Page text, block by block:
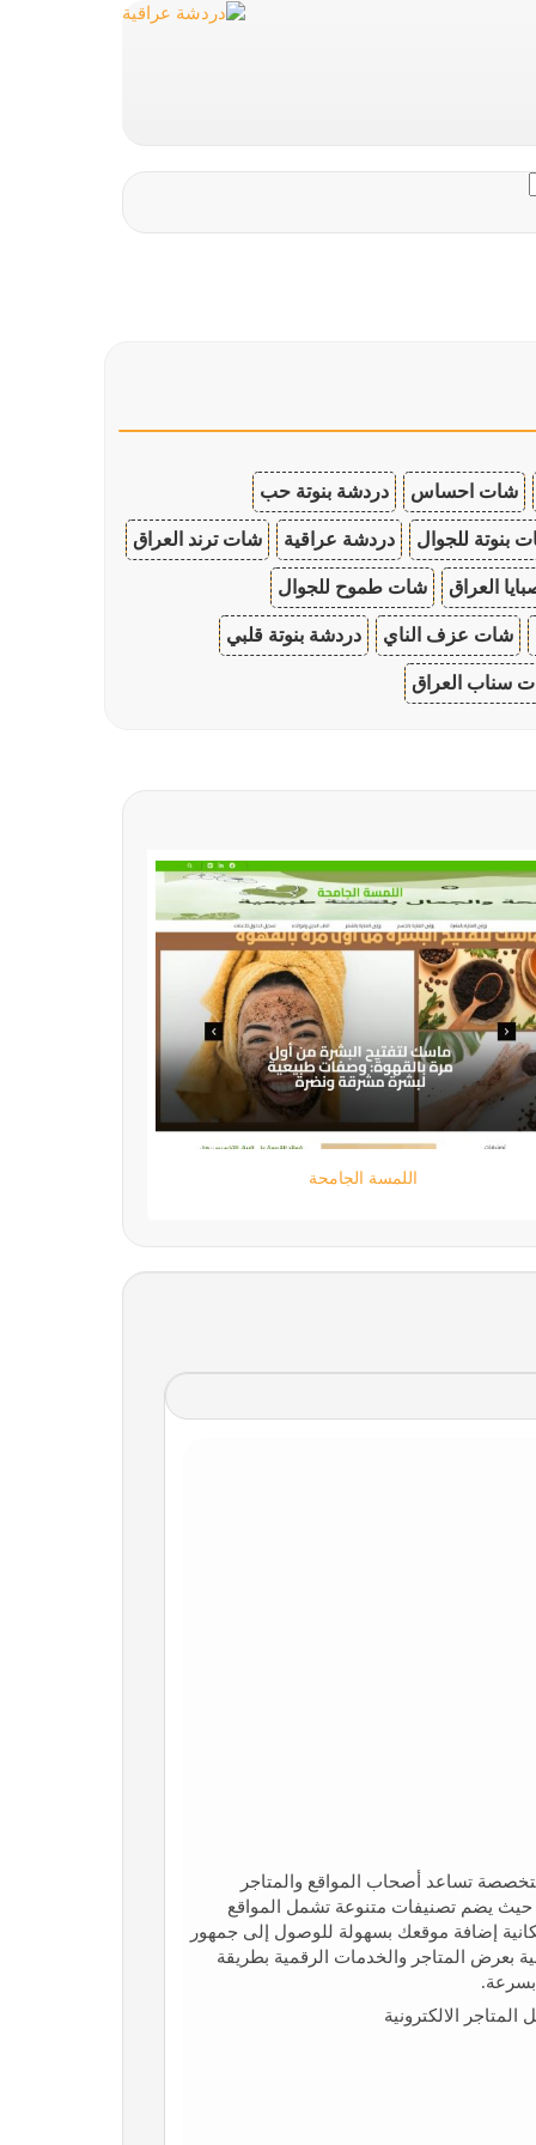
شات احساس دردشة بنوتة حب
بنوتة للجوال دردشة عراقية شات ترند العراق
العراق شات طموح للجوال
شات عزف الناي دردشة بنوتة قلبي
سناب العراق
تقني حر
تساعد أصحاب المواقع والمتاجر
حيث يضم تصنيفات متنوعة تشمل المواقع
إضافة موقعك بسهولة للوصول إلى جمهور
بعرض المتاجر والخدمات الرقمية بطريقة
بسرعة.
الالكترونية